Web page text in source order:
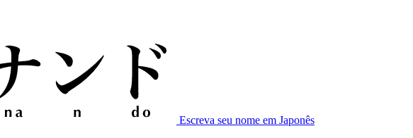
Escreva seu nome em Japonês